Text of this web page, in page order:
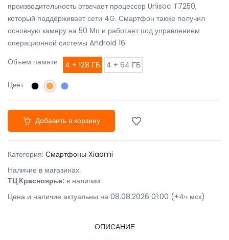
производительность отвечает процессор Unisoc T7250,
который поддерживает сети 4G. Смартфон также получил
основную камеру на 50 Мп и работает под управлением
операционной системы Android 16.
Объем памяти
4 + 128 ГБ
4 + 64 ГБ
Цвет
Добавить в корзину
Категория: Смартфоны Xiaomi
Наличие в магазинах:
ТЦ Красноярье: в наличии
Цена и наличие актуальны на 08.08.2026 01:00 (+4ч мск)
ОПИСАНИЕ